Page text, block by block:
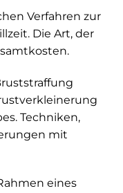
Verfahren zur
Die Art, der
Techniken,
mit
eines